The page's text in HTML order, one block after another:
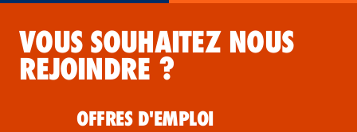
VOUS SOUHAITEZ NOUS
REJOINDRE ?
OFFRES D'EMPLOI